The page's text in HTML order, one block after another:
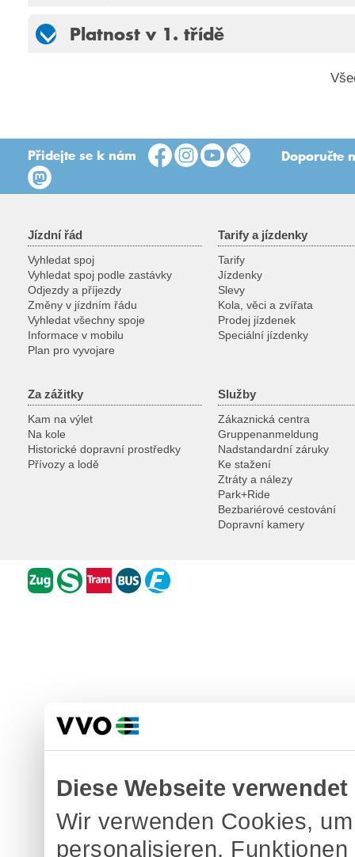
Diese Webseite
Wir verwenden Cookies,
personalisieren,
Platnost v 1. třídě
Přidejte se k nám Doporučte
Jízdní řád
Vyhledat spoj
Vyhledat spoj podle zastávky
Odjezdy a příjezdy
Změny v jízdním řádu
Vyhledat všechny spoje
Informace v mobilu
Plan pro vyvojare
Tarify a jízdenky
Tarify
Jízdenky
Slevy
Kola, věci a zvířata
Prodej jízdenek
Speciální jízdenky
Za zážitky
Kam na výlet
Na kole
Historické dopravní prostředky
Přívozy a lodě
Služby
Zákaznická centra
Gruppenanmeldung
Nadstandardní záruky
Ke stažení
Ztráty a nálezy
Park+Ride
Bezbariérové cestování
Dopravní kamery